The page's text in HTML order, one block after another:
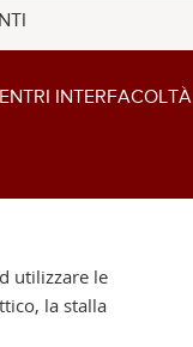
INTERFACOLTÀ
utilizzare le
la stalla